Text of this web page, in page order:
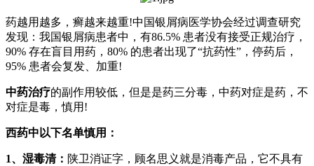
药越用越多，癣越来越重!中国银屑病医学协会经过调查研究
发现：我国银屑病患者中，有86.5% 患者没有接受正规治疗，
90% 存在盲目用药，80% 的患者出现了“抗药性”，停药后，
95% 患者会复发、加重!
中药治疗的副作用较低，但是是药三分毒，中药对症是药，不
对症是毒，慎用!
西药中以下名单慎用：
1、湿毒清： 陕卫消证字，顾名思义就是消毒产品，它不具有